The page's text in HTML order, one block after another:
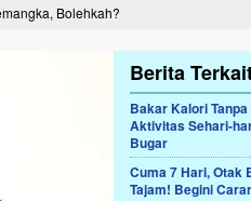
Bolehkah?
Berita
Bakar Kalori
Aktivitas Sehari-
Bugar
Cuma 7 Hari, Otak
Tajam! Begini
Terpadu An
Ulurtangan
Safari Wakaf
Sembako ke